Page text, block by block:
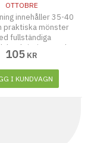
OTTOBRE
innehåller 35-40
praktiska mönster
fullständiga
och
materiallistor.
105 KR
I KUNDVAGN